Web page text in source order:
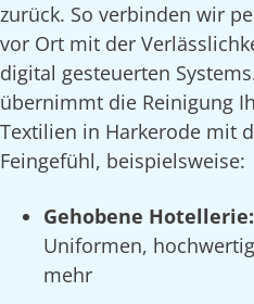
zurück. So verbinden wir
vor Ort mit der
digital gesteuerten
übernimmt die Reinigung
Textilien in Harkerode mit
Feingefühl, beispielsweise:
Gehobene Hotellerie:
Uniformen,
mehr